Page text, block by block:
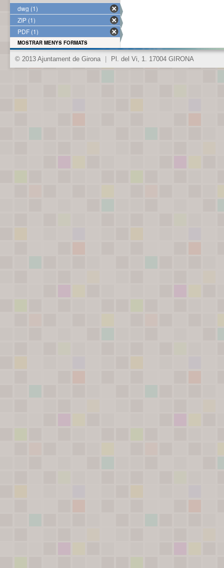
dwg (1)
ZIP (1)
PDF (1)
MOSTRAR MENYS FORMATS
© 2013 Ajuntament de Girona Pl. del Vi, 1. 17004 GIRONA